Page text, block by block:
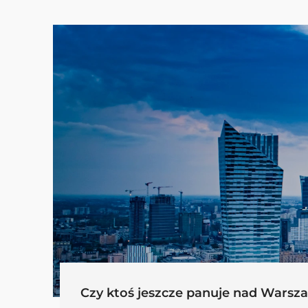
Czy ktoś jeszcze panuje nad